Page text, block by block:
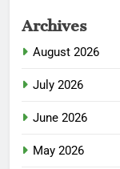
Archives
August 2026
July 2026
June 2026
May 2026